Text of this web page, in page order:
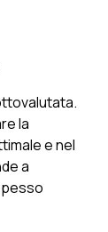
la
e nel
a